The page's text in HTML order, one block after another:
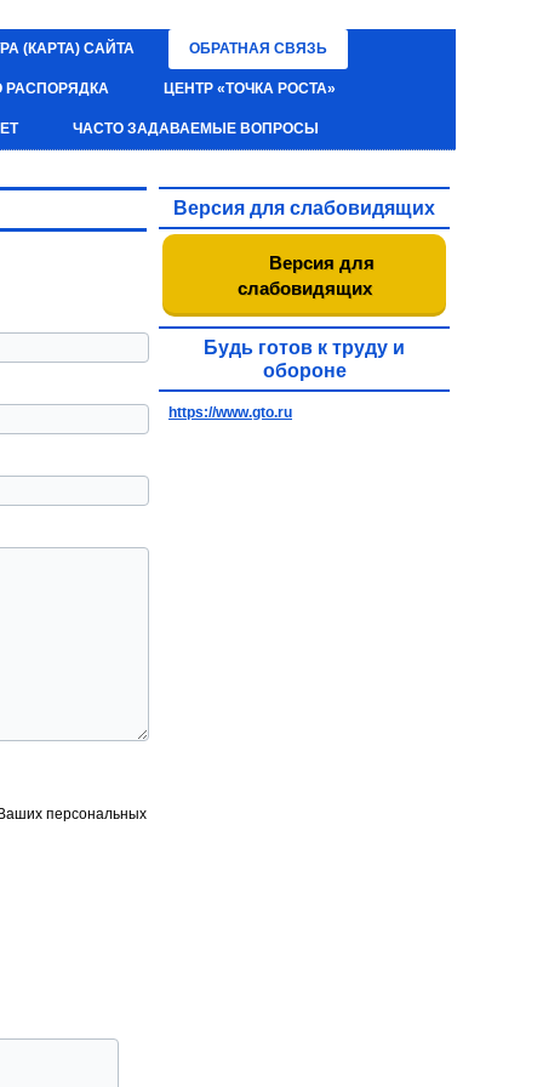
(КАРТА) САЙТА ОБРАТНАЯ СВЯЗЬ
РАСПОРЯДКА ЦЕНТР «ТОЧКА РОСТА»
ЧАСТО ЗАДАВАЕМЫЕ ВОПРОСЫ
персональных
Версия для слабовидящих
Версия для
слабовидящих
Будь готов к труду и
обороне
https://www.gto.ru